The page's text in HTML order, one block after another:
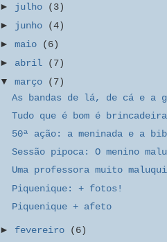
► julho
(3)
► junho
(4)
►maio
(6)
► abril
(7)
▼março
(7)
As bandas de lá, de cá e a
Tudo que é bom é
50ª ação: a meninada e a
Sessão pipoca: O menino
Uma professora muito
Piquenique: + fotos!
Piquenique + afeto
► fevereiro
(6)